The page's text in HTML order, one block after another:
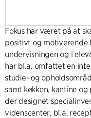
Fokus har været på at
positivt og
undervisningen og i
har bl.a. omfattet en
studie- og
samt køkken, kantine
der designet
videnscenter, bl.a.